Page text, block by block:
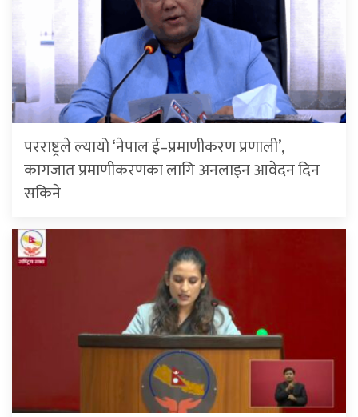
परराष्ट्रले ल्यायो ‘नेपाल ई–प्रमाणीकरण प्रणाली’,
कागजात प्रमाणीकरणका लागि अनलाइन आवेदन दिन
सकिने